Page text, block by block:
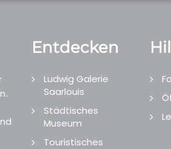
Entdecken
Ludwig Galerie
Saarlouis
Städtisches
Museum
Touristisches